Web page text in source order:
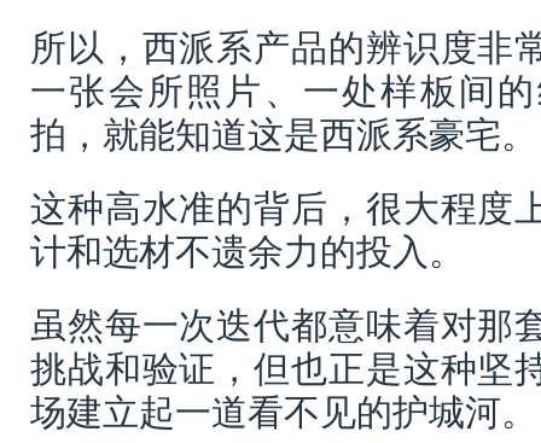
所以，西派系产品的辨识度非
一张会所照片、一处样板间
拍，就能知道这是西派系豪宅。
这种高水准的背后，很大程度
计和选材不遗余力的投入。
虽然每一次迭代都意味着对那
挑战和验证，但也正是这种坚
场建立起一道看不见的护城河。